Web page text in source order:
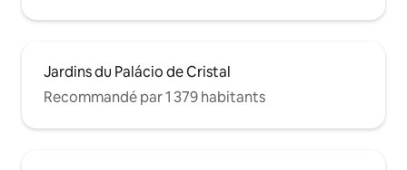
Jardins du Palácio de Cristal
Recommandé par 1 379 habitants